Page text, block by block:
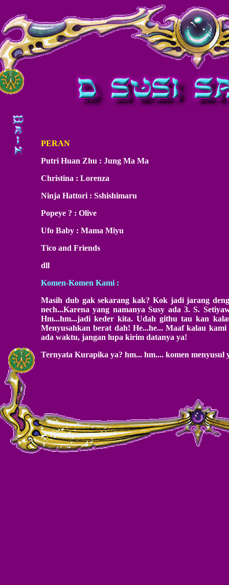
PERAN
Putri Huan Zhu : Jung Ma Ma
Christina : Lorenza
Ninja Hattori : Sshishimaru
Popeye ? : Olive
Ufo Baby : Mama Miyu
Tico and Friends
dll
Komen-Komen Kami :
Masih dub gak sekarang kak? Kok jadi jarang
nech...Karena yang namanya Susy ada 3. S.
Hm...hm...jadi keder kita. Udah githu tau kan
Menyusahkan berat dah! He...he... Maaf kalau
ada waktu, jangan lupa kirim datanya ya!
Ternyata Kurapika ya? hm... hm.... komen menyusul